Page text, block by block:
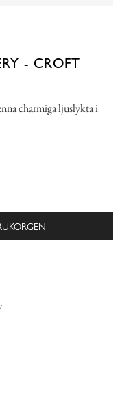
- CROFT
charmiga ljuslykta i